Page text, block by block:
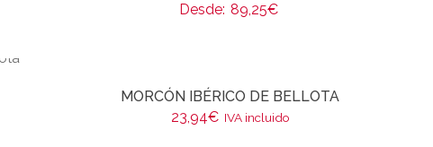
Desde: 89,25€
MORCÓN IBÉRICO DE BELLOTA
23,94€ IVA incluido